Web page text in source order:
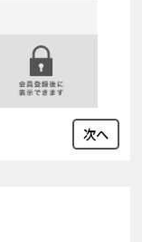
次へ